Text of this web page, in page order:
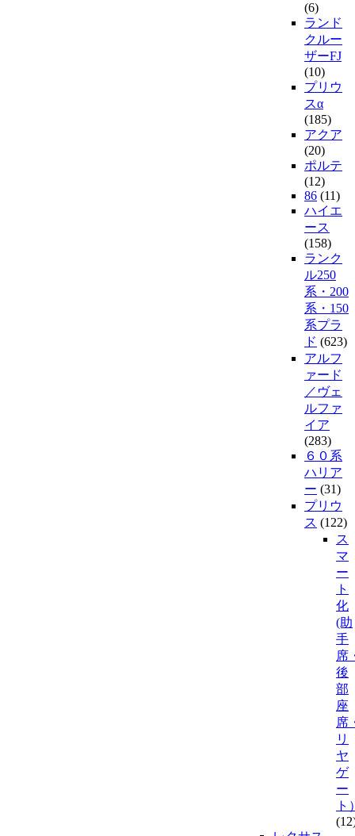
(6)
ランド
クルー
ザーFJ
(10)
プリウ
スα
(185)
アクア
(20)
ポルテ
(12)
86 (11)
ハイエ
ース
(158)
ランク
ル250
系・200
系・150
系プラ
ド (623)
アルフ
ァード
／ヴェ
ルファ
イア
(283)
６０系
ハリア
ー (31)
プリウ
ス (122)
ス
マ
ー
ト
化
(助
手
席
後
部
座
席
リ
ヤ
ゲ
ー
ト